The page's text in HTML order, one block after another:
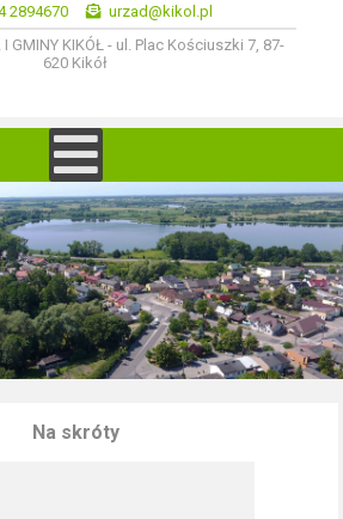
2894670
urzad@kikol.pl
GMINY KIKÓŁ - ul. Plac Kościuszki 7, 87-
620 Kikół
Na skróty